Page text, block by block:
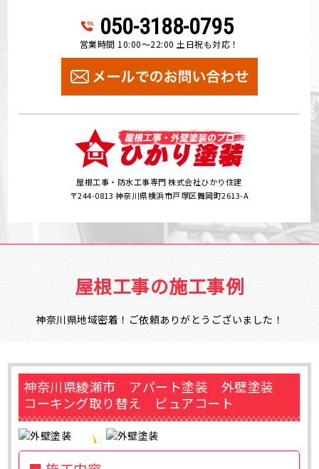
050-3188-0795
営業時間 10:00～22:00 土日祝も対応！
屋根工事・防水工事専門 株式会社ひかり住建
〒244-0813 神奈川県横浜市戸塚区舞岡町2613-A
屋根工事の施工事例
神奈川県地域密着！ご依頼ありがとうございました！
神奈川県綾瀬市 アパート塗装 外壁塗装
コーキング取り替え ピュアコート